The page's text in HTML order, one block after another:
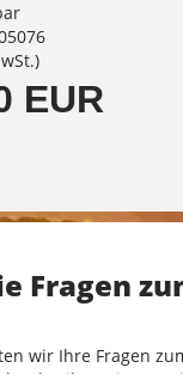
EUR
Fragen
wir Ihre Fragen